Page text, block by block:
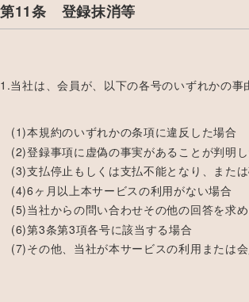
第11条 登録抹消等
1.当社は、会員が、以下の各号のいずれかの
(1)本規約のいずれかの条項に違反した場合
(2)登録事項に虚偽の事実があることが判明
(3)支払停止もしくは支払不能となり、また
(4)6ヶ月以上本サービスの利用がない場合
(5)当社からの問い合わせその他の回答を求
(6)第3条第3項各号に該当する場合
(7)その他、当社が本サービスの利用または